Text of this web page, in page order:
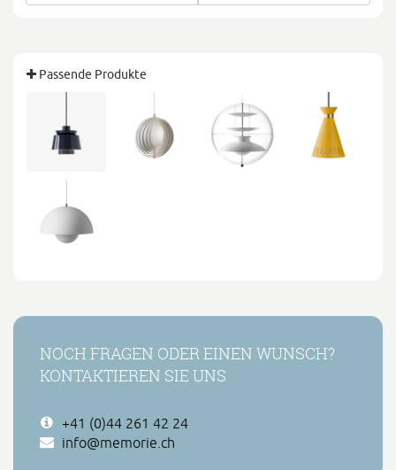
Passende Produkte
NOCH FRAGEN ODER EINEN WUNSCH?
KONTAKTIEREN SIE UNS
+41 (0)44 261 42 24
info@memorie.ch